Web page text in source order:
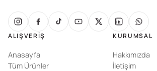
ALIŞVERIŞ
Anasayfa
Tüm Ürünler
KURUMSAL
Hakkımızda
İletişim